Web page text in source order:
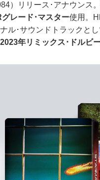
）リリース･アナウンス
グレード･マスター使用。
ル･サウンドトラックと
2023年リミックス･ドルビ